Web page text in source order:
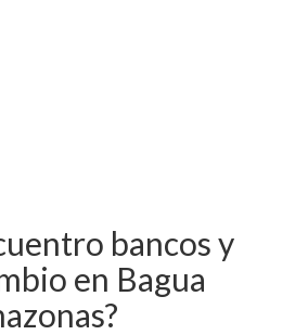
bancos y
en Bagua